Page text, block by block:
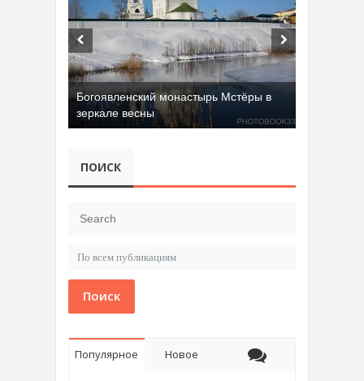
Добрятинский карьер (д. Алферово)
ПОИСК
Поиск
Популярное Новое